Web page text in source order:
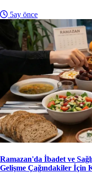
5ay önce
Ramazan'da İbadet ve
Gelişme Çağındakiler İçin